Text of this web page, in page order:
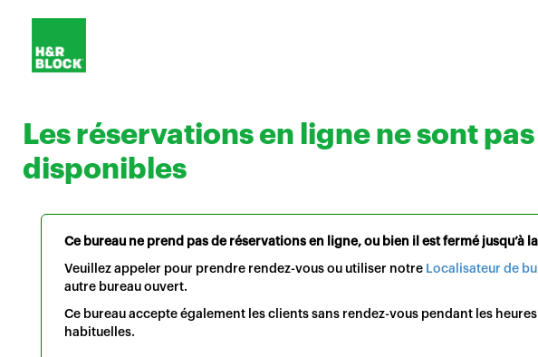
Les réservations en ligne ne sont pas
disponibles
Ce bureau ne prend pas de réservations en ligne, ou bien il est fermé jusqu’à
Veuillez appeler pour prendre rendez-vous ou utiliser notre Localisateur de
autre bureau ouvert.
Ce bureau accepte également les clients sans rendez-vous pendant les heures
habituelles.